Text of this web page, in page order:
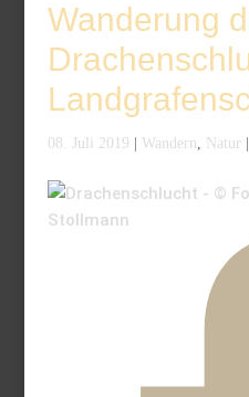
Wanderung
08. Juli 2019 Wandern, Natur